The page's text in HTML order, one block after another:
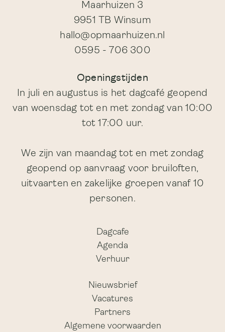
Maarhuizen 3
9951 TB Winsum
hallo@opmaarhuizen.nl
0595 - 706 300
Openingstijden
In juli en augustus is het dagcafé geopend
van woensdag tot en met zondag van 10:00
tot 17:00 uur.
We zijn van maandag tot en met zondag
geopend op aanvraag voor bruiloften,
uitvaarten en zakelijke groepen vanaf 10
personen.
Dagcafe
Agenda
Verhuur
Nieuwsbrief
Vacatures
Partners
Algemene voorwaarden